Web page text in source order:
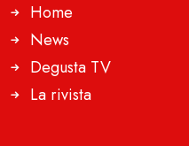
Home
News
Degusta TV
La rivista